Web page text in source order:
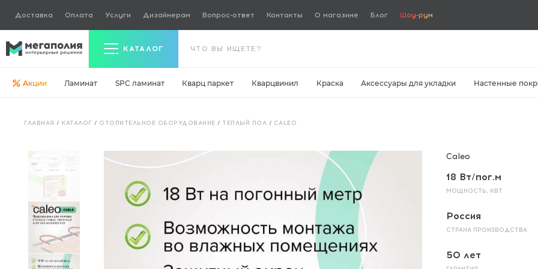
Доставка Оплата Услуги Дизайнерам Вопрос-ответ Контакты О магазине Блог Шоу-рум
КАТАЛОГ
Кварцвинил
Ковровая плитка
Паркетная доска
Инженерная доска
Акции Ламинат SPC ламинат Кварц паркет Кварцвинил Краска Аксессуары для укладки Настенные
ГЛАВНАЯ / КАТАЛОГ / ОТОПИТЕЛЬНОЕ ОБОРУДОВАНИЕ / ТЕПЛЫЙ ПОЛ / CALEO
Caleo
18 Вт/пог.м
МОЩНОСТЬ, КВТ
Россия
СТРАНА ПРОИЗВОДСТВА
50 лет